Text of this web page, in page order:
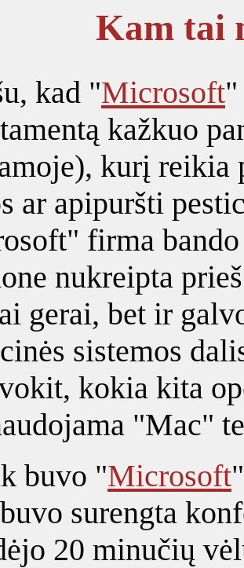
Kam tai
kad "Microsoft"
kažkuo
kurį reikia
ar apipuršti
firma
nukreipta
gerai, bet ir
sistemos
kokia kita
"Mac"
buvo "Microsoft
surengta
20 minučių